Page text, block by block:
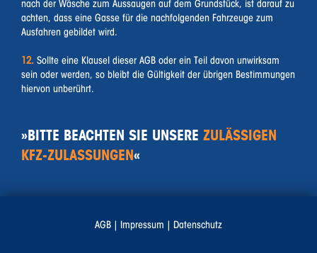
nach der Wäsche zum Aussaugen auf dem Grundstück, ist darauf zu
achten, dass eine Gasse für die nachfolgenden Fahrzeuge zum
Ausfahren gebildet wird.
12. Sollte eine Klausel dieser AGB oder ein Teil davon unwirksam
sein oder werden, so bleibt die Gültigkeit der übrigen Bestimmungen
hiervon unberührt.
»BITTE BEACHTEN SIE UNSERE ZULÄSSIGEN
KFZ-ZULASSUNGEN«
AGB Impressum Datenschutz